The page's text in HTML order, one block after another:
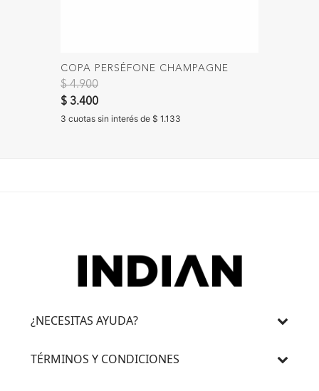
COPA PERSÉFONE CHAMPAGNE
Precio reducido de
$ 4.900a
$ 3.400
3 cuotas sin interés de $ 1.133
¿NECESITAS AYUDA?
TÉRMINOS Y CONDICIONES